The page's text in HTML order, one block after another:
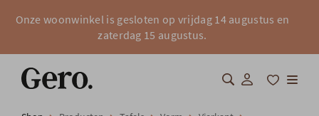
Onze woonwinkel is gesloten op vrijdag 14 augustus en
zaterdag 15 augustus.